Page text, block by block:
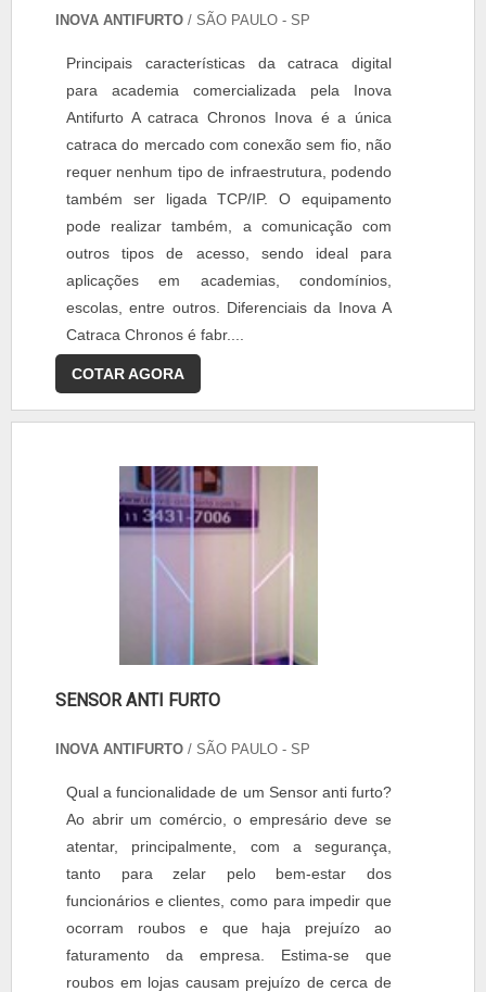
INOVA ANTIFURTO / SÃO PAULO - SP
Principais características da catraca digital
para academia comercializada pela Inova
Antifurto A catraca Chronos Inova é a única
catraca do mercado com conexão sem fio, não
requer nenhum tipo de infraestrutura, podendo
também ser ligada TCP/IP. O equipamento
pode realizar também, a comunicação com
outros tipos de acesso, sendo ideal para
aplicações em academias, condomínios,
escolas, entre outros. Diferenciais da Inova A
Catraca Chronos é fabr....
COTAR AGORA
SENSOR ANTI FURTO
INOVA ANTIFURTO / SÃO PAULO - SP
Qual a funcionalidade de um Sensor anti furto?
Ao abrir um comércio, o empresário deve se
atentar, principalmente, com a segurança,
tanto para zelar pelo bem-estar dos
funcionários e clientes, como para impedir que
ocorram roubos e que haja prejuízo ao
faturamento da empresa. Estima-se que
roubos em lojas causam prejuízo de cerca de